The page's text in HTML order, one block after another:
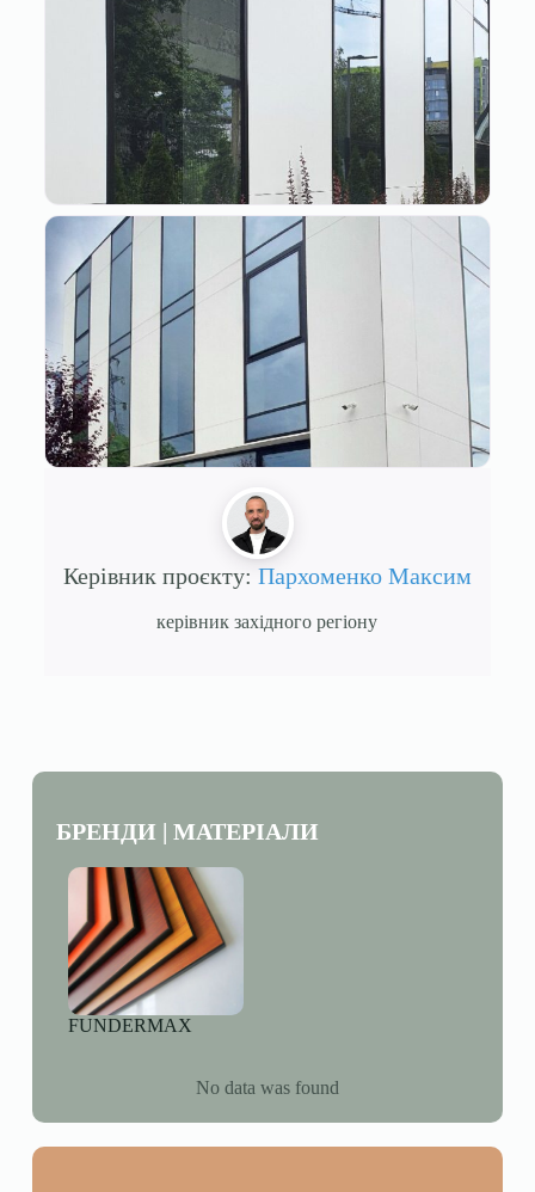
Керівник проєкту: Пархоменко Максим
керівник західного регіону
БРЕНДИ | МАТЕРІАЛИ
FUNDERMAX
No data was found